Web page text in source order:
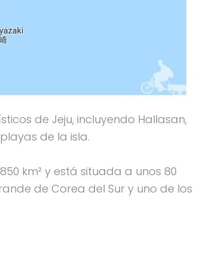
de Jeju, incluyendo Hallasan,
de la isla.
km² y está situada a unos 80
de Corea del Sur y uno de los